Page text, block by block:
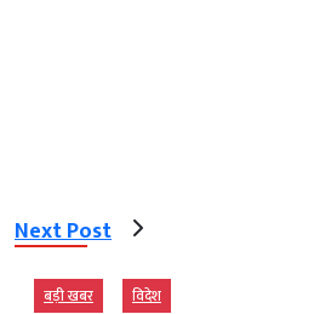
Next Post
बड़ी खबर विदेश